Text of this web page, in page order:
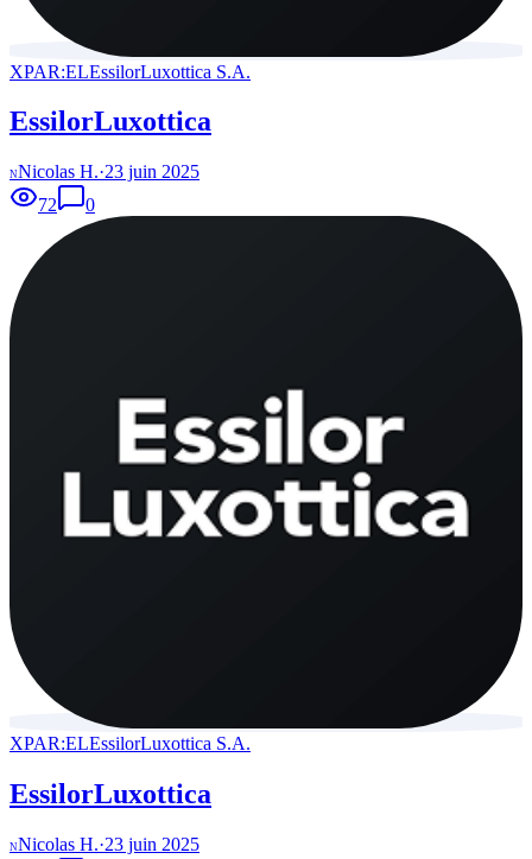
XPAR:ELEssilorLuxottica S.A.
EssilorLuxottica
NNicolas H.·23 juin 2025
72
0
XPAR:ELEssilorLuxottica S.A.
EssilorLuxottica
NNicolas H.·23 juin 2025